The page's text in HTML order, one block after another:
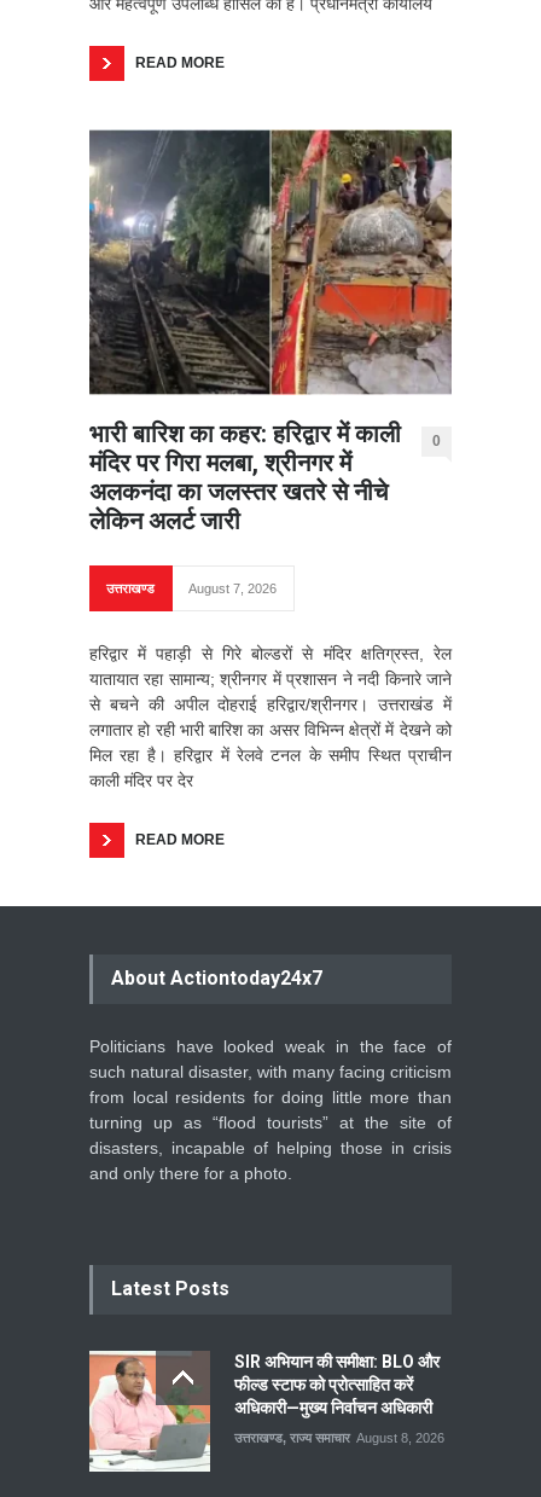
READ MORE
भारी बारिश का कहर: हरिद्वार में काली
मंदिर पर गिरा मलबा, श्रीनगर में
अलकनंदा का जलस्तर खतरे से नीचे
लेकिन अलर्ट जारी
0
उत्तराखण्ड August 7, 2026
हरिद्वार में पहाड़ी से गिरे बोल्डरों से मंदिर क्षतिग्रस्त, रेल
यातायात रहा सामान्य; श्रीनगर में प्रशासन ने नदी किनारे जाने
से बचने की अपील दोहराई हरिद्वार/श्रीनगर। उत्तराखंड में
लगातार हो रही भारी बारिश का असर विभिन्न क्षेत्रों में देखने को
मिल रहा है। हरिद्वार में रेलवे टनल के समीप स्थित प्राचीन
काली मंदिर पर देर
READ MORE
About Actiontoday24x7
Politicians have looked weak in the face of
such natural disaster, with many facing criticism
from local residents for doing little more than
turning up as “flood tourists” at the site of
disasters, incapable of helping those in crisis
and only there for a photo.
Latest Posts
SIR अभियान की समीक्षा: BLO और
फील्ड स्टाफ को प्रोत्साहित करें
अधिकारी—मुख्य निर्वाचन अधिकारी
उत्तराखण्ड, राज्य समाचार August 8, 2026